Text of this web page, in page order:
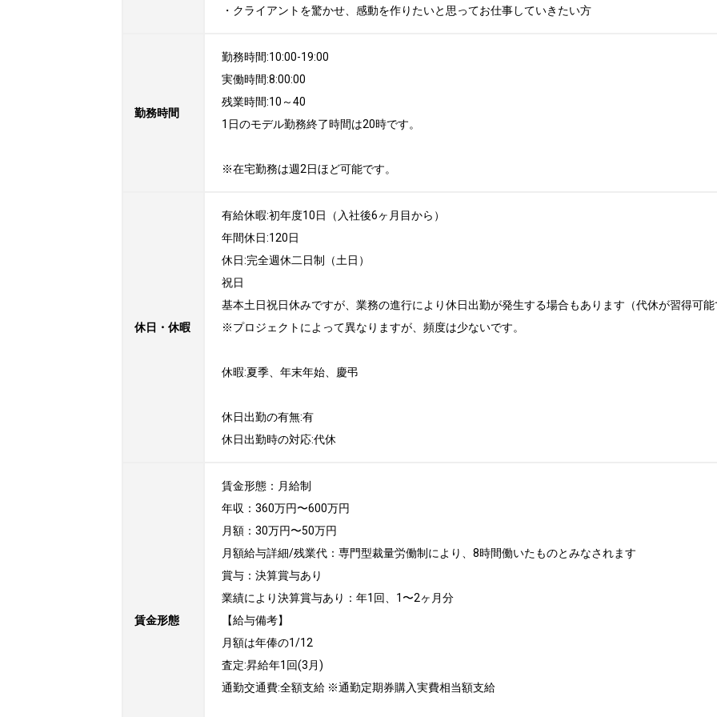
・クライアントを驚かせ、感動を作りたいと思ってお仕事していきたい方
勤務時間
勤務時間:10:00-19:00
実働時間:8:00:00
残業時間:10～40
1日のモデル勤務終了時間は20時です。
※在宅勤務は週2日ほど可能です。
休日・休暇
有給休暇:初年度10日（入社後6ヶ月目から）
年間休日:120日
休日:完全週休二日制（土日）
祝日
基本土日祝日休みですが、業務の進行により休日出勤が発生する場合もあります（代休が習得可
※プロジェクトによって異なりますが、頻度は少ないです。
休暇:夏季、年末年始、慶弔
休日出勤の有無:有
休日出勤時の対応:代休
賃金形態
賃金形態：月給制
年収：360万円〜600万円
月額：30万円〜50万円
月額給与詳細/残業代：専門型裁量労働制により、8時間働いたものとみなされます
賞与：決算賞与あり
業績により決算賞与あり：年1回、1〜2ヶ月分
【給与備考】
月額は年俸の1/12
査定:昇給年1回(3月)
通勤交通費:全額支給 ※通勤定期券購入実費相当額支給